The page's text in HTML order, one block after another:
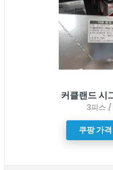
커클랜드 시
3피스 /
쿠팡 가